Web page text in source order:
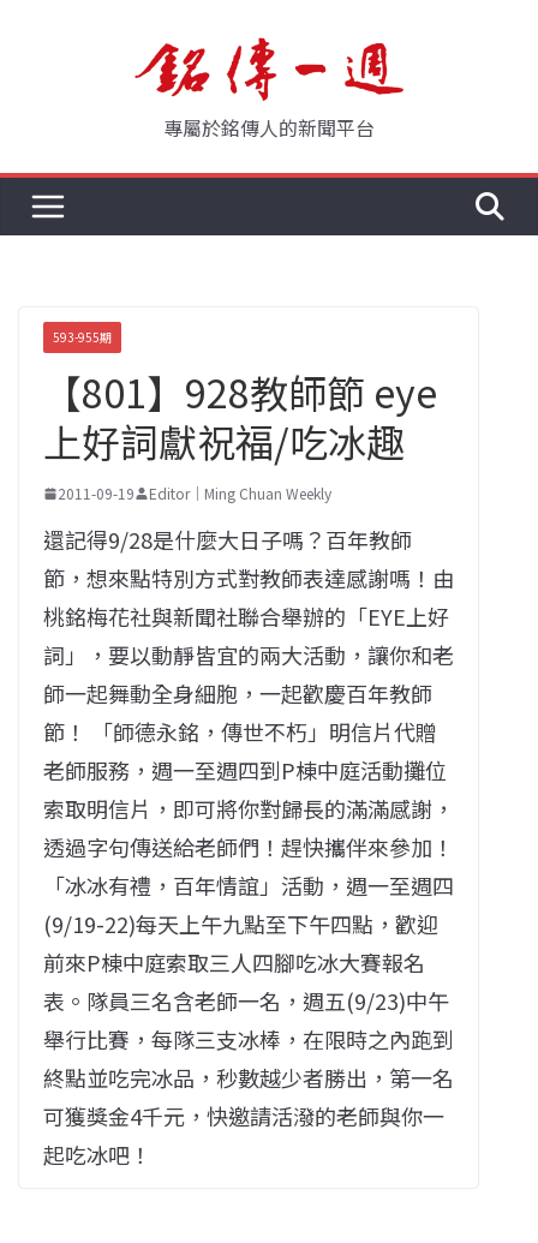
專屬於銘傳人的新聞平台
593-955期
【801】928教師節 eye
上好詞獻祝福/吃冰趣
2011-09-19 Editor｜Ming Chuan Weekly
還記得9/28是什麼大日子嗎？百年教師
節，想來點特別方式對教師表達感謝嗎！由
桃銘梅花社與新聞社聯合舉辦的「EYE上好
詞」，要以動靜皆宜的兩大活動，讓你和老
師一起舞動全身細胞，一起歡慶百年教師
節！ 「師德永銘，傳世不朽」明信片代贈
老師服務，週一至週四到P棟中庭活動攤位
索取明信片，即可將你對歸長的滿滿感謝，
透過字句傳送給老師們！趕快攜伴來參加！
「冰冰有禮，百年情誼」活動，週一至週四
(9/19-22)每天上午九點至下午四點，歡迎
前來P棟中庭索取三人四腳吃冰大賽報名
表。隊員三名含老師一名，週五(9/23)中午
舉行比賽，每隊三支冰棒，在限時之內跑到
終點並吃完冰品，秒數越少者勝出，第一名
可獲獎金4千元，快邀請活潑的老師與你一
起吃冰吧！